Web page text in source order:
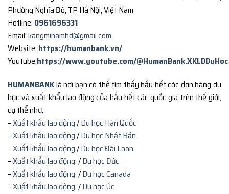
Phường Nghĩa Đô, TP Hà Nội, Việt Nam
Hotline: 0961696331
Email:kangminamhd@gmail.com
Website: https://humanbank.vn/
Youtube:https://www.youtube.com/@HumanBank.XKLDDuHoc
HUMANBANKlà nơi bạn có thể tìm thấy hầu hết các đơn hàng du
học và xuất khẩu lao động của hầu hết các quốc gia trên thế giới,
cụ thể như:
–Xuất khẩu lao động/Du học Hàn Quốc
–Xuất khẩu lao động/Du học Nhật Bản
–Xuất khẩu lao động/Du học Đài Loan
–Xuất khẩu lao động /Du học Đức
–Xuất khẩu lao động /Du học Canada
–Xuất khẩu lao động /Du học Úc